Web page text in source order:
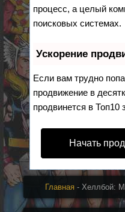
процесс, а целый
поисковых системах.
Ускорение
Если вам трудно
продвижение в
продвинется в Топ10
Начать
Главная - Хеллбой: